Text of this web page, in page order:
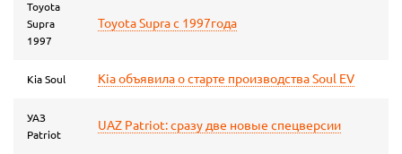
Toyota
Supra
1997
Toyota Supra с 1997года
Kia Soul Kia объявила о старте производства Soul EV
УАЗ
Patriot
UAZ Patriot: сразу две новые спецверсии